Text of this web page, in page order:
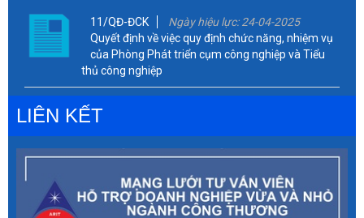
11/QĐ-ĐCK
Ngày hiệu lực: 24-04-2025
Quyết định về việc quy định chức năng, nhiệm vụ
của Phòng Phát triển cụm công nghiệp và Tiểu
thủ công nghiệp
LIÊN KẾT